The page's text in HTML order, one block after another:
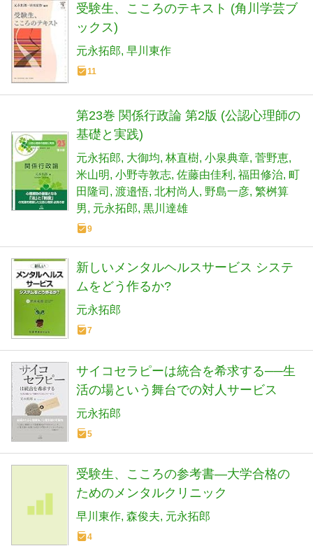
受験生、こころのテキスト (角川学芸ブ
ックス)
元永拓郎 早川東作
11
第23巻 関係行政論 第2版 (公認心理師の
基礎と実践)
元永拓郎 大御均 林直樹 小泉典章 菅野恵
米山明 小野寺敦志 佐藤由佳利 福田修治 町
田隆司
渡邉悟 北村尚人 野島一彦 繁桝算
男
元永拓郎 黒川達雄
9
新しいメンタルヘルスサービス システ
ムをどう作るか?
元永拓郎
7
サイコセラピーは統合を希求する──生
活の場という舞台での対人サービス
元永拓郎
5
受験生、こころの参考書―大学合格の
ためのメンタルクリニック
早川東作 森俊夫 元永拓郎
4